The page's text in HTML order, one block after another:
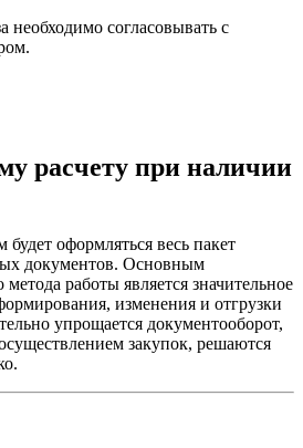
необходимо согласовывать с
расчету при наличии
оформляться весь пакет
документов. Основным
работы является значительное
изменения и отгрузки
упрощается документооборот,
закупок, решаются